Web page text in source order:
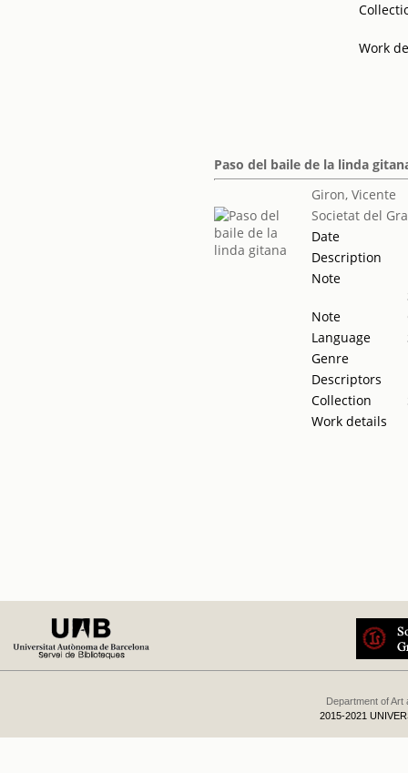
Work
Paso del baile de la linda
Giron, Vicente
Societat del
Date
Description
Note
Note
Language
Genre
Descriptors
Collection
Work details
Department of Art
2015-2021